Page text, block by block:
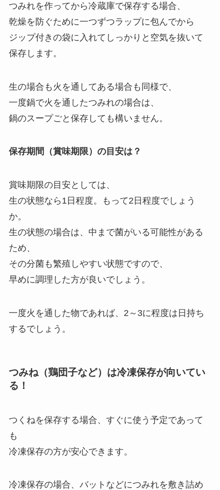
つみれを作ってから冷蔵庫で保存する場合、
乾燥を防ぐために一つずつラップに包んでから
ジップ付きの袋に入れてしっかりと空気を抜いて
保存します。
生の場合も火を通してある場合も同様で、
一度鍋で火を通したつみれの場合は、
鍋のスープごと保存しても構いません。
保存期間（賞味期限）の目安は？
賞味期限の目安としては、
生の状態なら1日程度。もって2日程度でしょう
か。
生の状態の場合は、中まで菌がいる可能性がある
ため、
その分菌も繁殖しやすい状態ですので、
早めに調理した方が良いでしょう。
一度火を通した物であれば、2～3に程度は日持ち
するでしょう。
つみね（鶏団子など）は冷凍保存が向いてい
る！
つくねを保存する場合、すぐに使う予定であって
も
冷凍保存の方が安心できます。
冷凍保存の場合、バットなどにつみれを敷き詰め